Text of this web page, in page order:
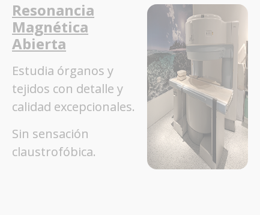
Resonancia
Magnética
Abierta
Estudia órganos y
tejidos con detalle y
calidad excepcionales.
Sin sensación
claustrofóbica.